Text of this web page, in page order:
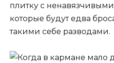
плитку с
которые будут едва
такими себе разводами.